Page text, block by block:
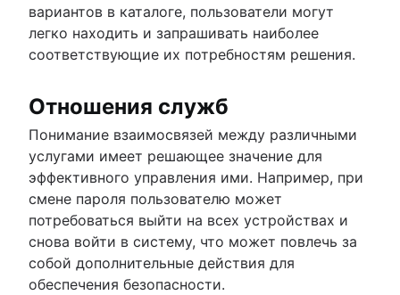
вариантов в каталоге, пользователи могут
легко находить и запрашивать наиболее
соответствующие их потребностям решения.
Отношения служб
Понимание взаимосвязей между различными
услугами имеет решающее значение для
эффективного управления ими. Например, при
смене пароля пользователю может
потребоваться выйти на всех устройствах и
снова войти в систему, что может повлечь за
собой дополнительные действия для
обеспечения безопасности.